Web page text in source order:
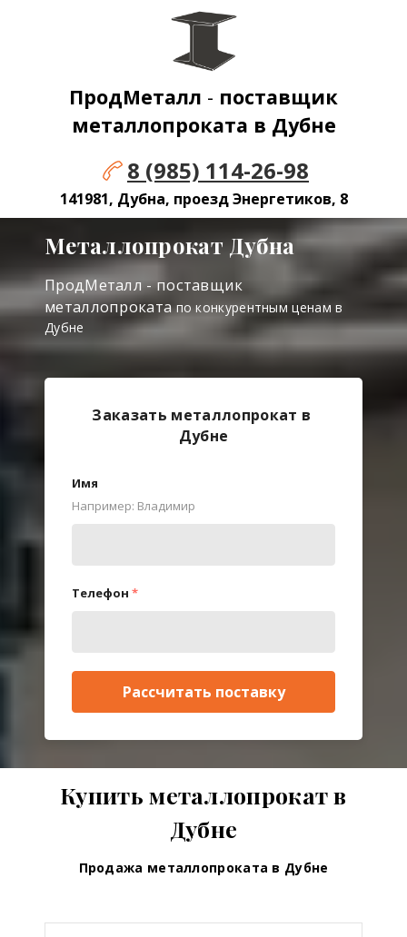
ПродМеталл - поставщик
металлопроката в Дубне
8 (985) 114-26-98
141981, Дубна, проезд Энергетиков, 8
Металлопрокат Дубна
ПродМеталл - поставщик
металлопрокатапо конкурентным ценам в
Дубне
Заказать металлопрокат в
Дубне
Имя
Например: Владимир
Телефон *
Рассчитать поставку
Купить металлопрокат в
Дубне
Продажа металлопроката в Дубне